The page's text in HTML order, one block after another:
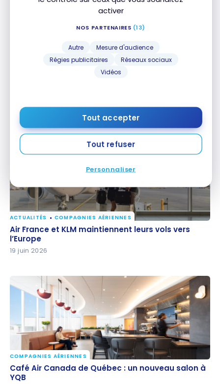
activer
NOS PARTENAIRES (13)
Autre
Mesure d'audience
Régies publicitaires
Réseaux sociaux
Vidéos
Tout accepter
Tout refuser
Personnaliser
25 juin 2026
Air France et KLM maintiennent leurs vols vers
l’Europe
ACTUALITÉS COMPAGNIES AÉRIENNES
Air France et KLM maintiennent leurs vols vers
l’Europe
19 juin 2026
Café Air Canada de Québec : un nouveau salon à
YQB
COMPAGNIES AÉRIENNES
Café Air Canada de Québec : un nouveau salon à
YQB